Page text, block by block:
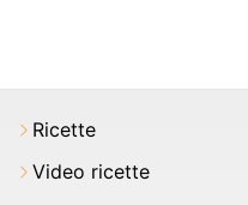
Ricette
Video ricette